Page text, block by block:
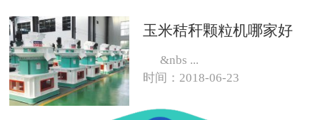
玉米秸秆颗粒机哪家好
&nbs ...
时间：2018-06-23